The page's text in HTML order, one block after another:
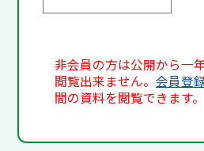
非会員の方は公開から一
閲覧出来ません。会員登
間の資料を閲覧できます。